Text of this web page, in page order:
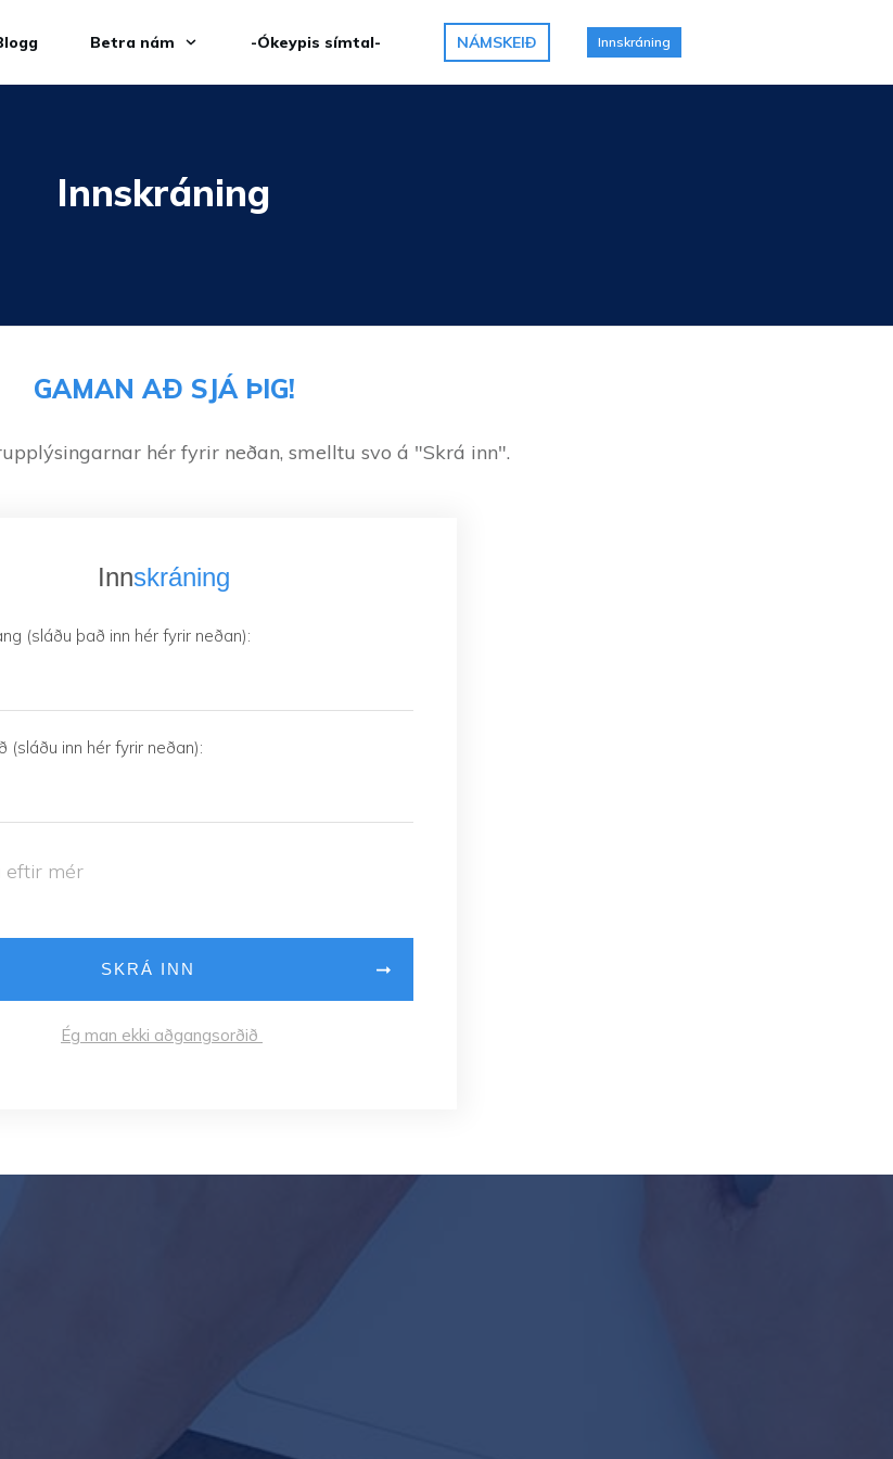
Betra nám -Ókeypis símtal- NÁMSKEIÐ Innskráning
Innskráning
GAMAN AÐ SJÁ ÞIG!
hér fyrir neðan, smelltu svo á "Skrá inn".
Innskráning
(sláðu það inn hér fyrir neðan):
(sláðu inn hér fyrir neðan):
eftir mér
SKRÁ INN
Ég man ekki aðgangsorðið